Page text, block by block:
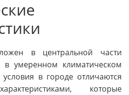
в центральной части
в умеренном климатическом
в городе отличаются
которые